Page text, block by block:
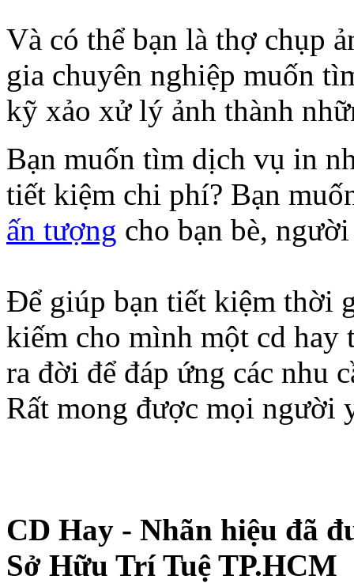
Và có thể bạn là thợ chụp
gia chuyên nghiệp muốn
kỹ xảo xử lý ảnh thành
Bạn muốn tìm dịch vụ in
tiết kiệm chi phí? Bạn
ấn tượng cho bạn bè,
Để giúp bạn tiết kiệm thời
kiếm cho mình một cd hay
ra đời để đáp ứng các nhu
Rất mong được mọi người
CD Hay - Nhãn hiệu đã
Sở Hữu Trí Tuệ TP.HCM